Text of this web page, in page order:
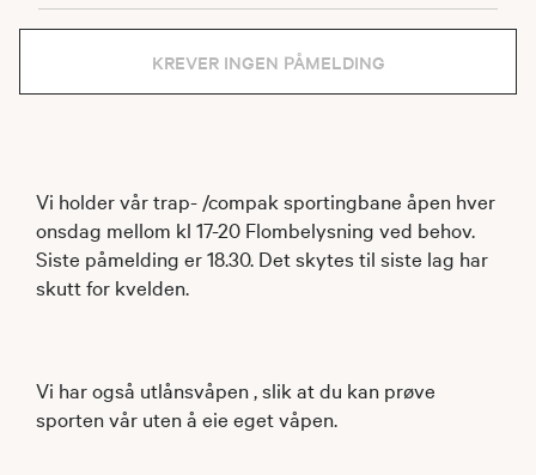
KREVER INGEN PÅMELDING
Vi holder vår trap- /compak sportingbane åpen hver
onsdag mellom kl 17-20 Flombelysning ved behov.
Siste påmelding er 18.30. Det skytes til siste lag har
skutt for kvelden.
Vi har også utlånsvåpen , slik at du kan prøve
sporten vår uten å eie eget våpen.